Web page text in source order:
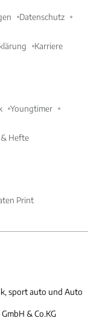
Datenschutz
Karriere
Youngtimer
Hefte
Print
sport auto und Auto
& Co.KG